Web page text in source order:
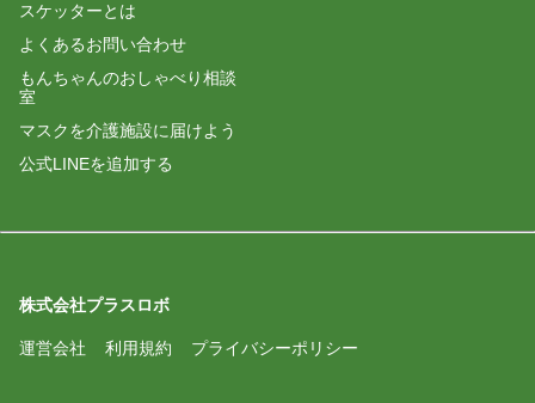
スケッターとは
よくあるお問い合わせ
もんちゃんのおしゃべり相談
室
マスクを介護施設に届けよう
公式LINEを追加する
株式会社プラスロボ
運営会社 利用規約 プライバシーポリシー